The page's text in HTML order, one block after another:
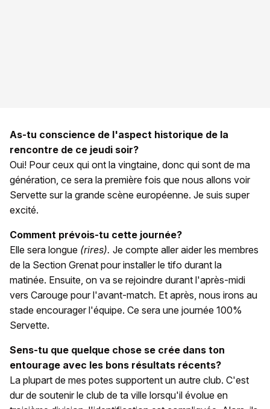
As-tu conscience de l'aspect historique de la
rencontre de ce jeudi soir?
Oui! Pour ceux qui ont la vingtaine, donc qui sont de ma
génération, ce sera la première fois que nous allons voir
Servette sur la grande scène européenne. Je suis super
excité.
Comment prévois-tu cette journée?
Elle sera longue (rires). Je compte aller aider les membres
de la Section Grenat pour installer le tifo durant la
matinée. Ensuite, on va se rejoindre durant l'après-midi
vers Carouge pour l'avant-match. Et après, nous irons au
stade encourager l'équipe. Ce sera une journée 100%
Servette.
Sens-tu que quelque chose se crée dans ton
entourage avec les bons résultats récents?
La plupart de mes potes supportent un autre club. C'est
dur de soutenir le club de ta ville lorsqu'il évolue en